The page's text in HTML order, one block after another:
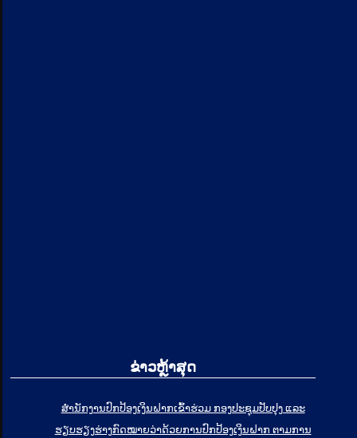
ຂ່າວຫຼ້າສຸດ
ສໍານັກງານປົກປ້ອງເງິນຝາກເຂົ້າຮ່ວມ ກອງປະຊຸມປັບປຸງ ແລະ
ຮຽບຮຽງຮ່າງກົດໝາຍວ່າດ້ວຍການປົກປ້ອງເງິນຝາກ ຕາມການ